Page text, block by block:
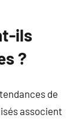
ils
?
de
associent